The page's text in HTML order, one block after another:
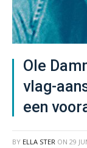
Ole
vlag-
een
BY ELLA STER ON 29